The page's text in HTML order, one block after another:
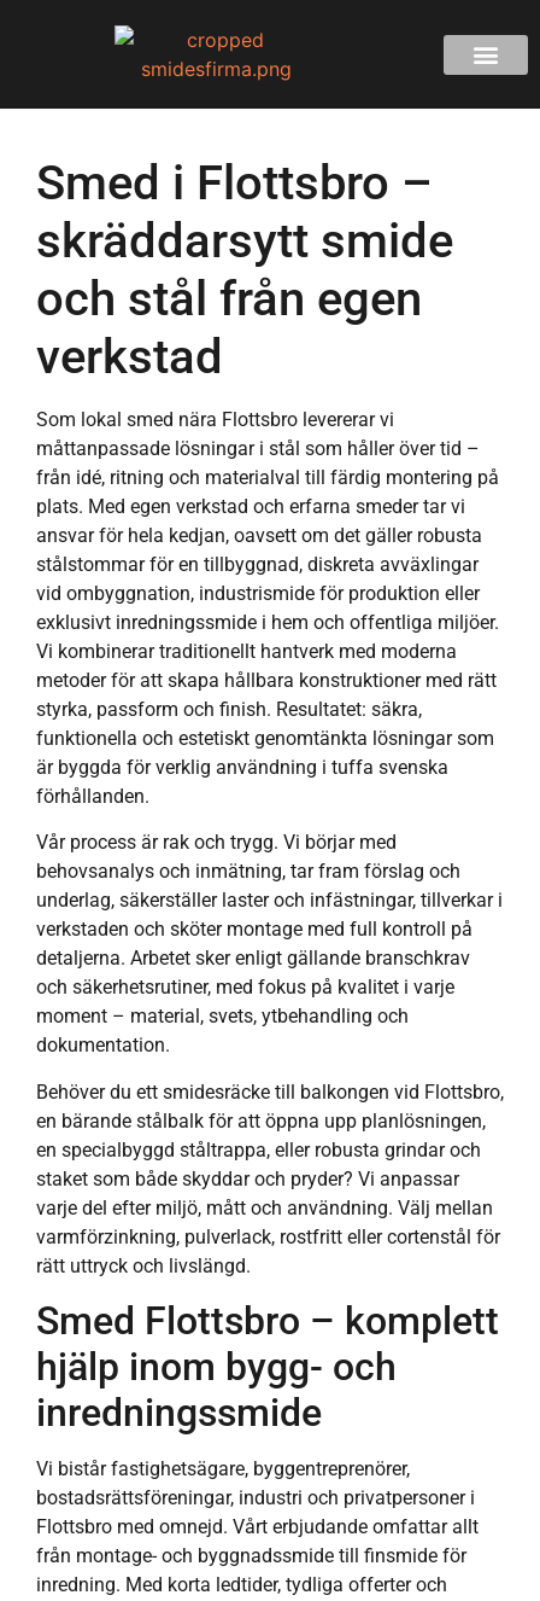
Smed i Flottsbro –
skräddarsytt smide
och stål från egen
verkstad
Som lokal smed nära Flottsbro levererar vi
måttanpassade lösningar i stål som håller över tid –
från idé, ritning och materialval till färdig montering på
plats. Med egen verkstad och erfarna smeder tar vi
ansvar för hela kedjan, oavsett om det gäller robusta
stålstommar för en tillbyggnad, diskreta avväxlingar
vid ombyggnation, industrismide för produktion eller
exklusivt inredningssmide i hem och offentliga miljöer.
Vi kombinerar traditionellt hantverk med moderna
metoder för att skapa hållbara konstruktioner med rätt
styrka, passform och finish. Resultatet: säkra,
funktionella och estetiskt genomtänkta lösningar som
är byggda för verklig användning i tuffa svenska
förhållanden.
Vår process är rak och trygg. Vi börjar med
behovsanalys och inmätning, tar fram förslag och
underlag, säkerställer laster och infästningar, tillverkar i
verkstaden och sköter montage med full kontroll på
detaljerna. Arbetet sker enligt gällande branschkrav
och säkerhetsrutiner, med fokus på kvalitet i varje
moment – material, svets, ytbehandling och
dokumentation.
Behöver du ett smidesräcke till balkongen vid Flottsbro,
en bärande stålbalk för att öppna upp planlösningen,
en specialbyggd ståltrappa, eller robusta grindar och
staket som både skyddar och pryder? Vi anpassar
varje del efter miljö, mått och användning. Välj mellan
varmförzinkning, pulverlack, rostfritt eller cortenstål för
rätt uttryck och livslängd.
Smed Flottsbro – komplett
hjälp inom bygg- och
inredningssmide
Vi bistår fastighetsägare, byggentreprenörer,
bostadsrättsföreningar, industri och privatpersoner i
Flottsbro med omnejd. Vårt erbjudande omfattar allt
från montage- och byggnadssmide till finsmide för
inredning. Med korta ledtider, tydliga offerter och